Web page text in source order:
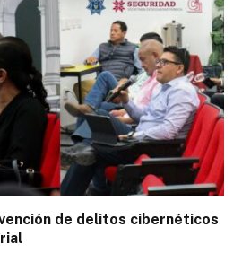
de delitos cibernéticos